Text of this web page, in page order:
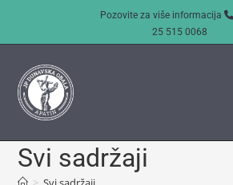
Pozovite za više informacija
25 515 0068
Svi sadržaji